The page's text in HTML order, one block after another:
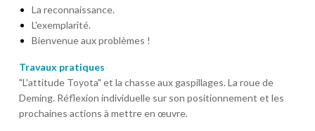
La reconnaissance.
L'exemplarité.
Bienvenue aux problèmes !
Travaux pratiques
"L'attitude Toyota" et la chasse aux gaspillages. La roue de
Deming. Réflexion individuelle sur son positionnement et les
prochaines actions à mettre en œuvre.